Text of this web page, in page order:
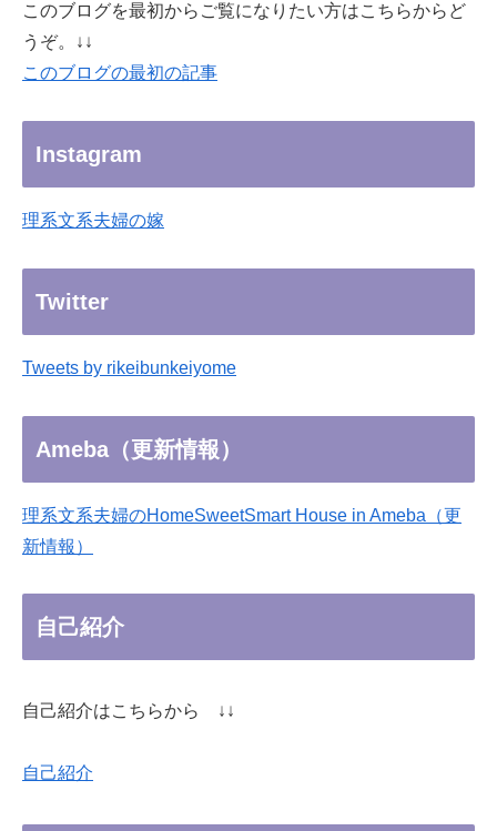
このブログを最初からご覧になりたい方はこちらからど
うぞ。↓↓
このブログの最初の記事
Instagram
理系文系夫婦の嫁
Twitter
Tweets by rikeibunkeiyome
Ameba（更新情報）
理系文系夫婦のHomeSweetSmart House in Ameba（更
新情報）
自己紹介
自己紹介はこちらから ↓↓
自己紹介